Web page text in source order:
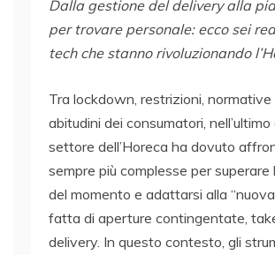
Dalla gestione del delivery alla
per trovare personale: ecco sei
tech che stanno rivoluzionando
Tra lockdown, restrizioni, normative
abitudini dei consumatori, nell’ultimo
settore dell’Horeca ha dovuto
sempre più complesse per
del momento e adattarsi alla
fatta di aperture contingentate,
delivery. In questo contesto, gli